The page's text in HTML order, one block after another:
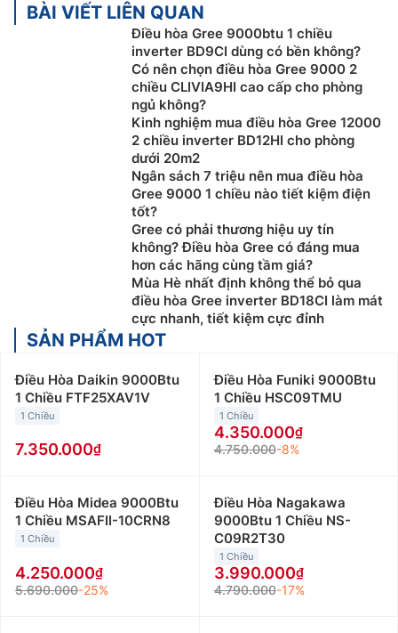
BÀI VIẾT LIÊN QUAN
Điều hòa Gree 9000btu 1 chiều
inverter BD9CI dùng có bền không?
Có nên chọn điều hòa Gree 9000 2
chiều CLIVIA9HI cao cấp cho phòng
ngủ không?
Kinh nghiệm mua điều hòa Gree 12000
2 chiều inverter BD12HI cho phòng
dưới 20m2
Ngân sách 7 triệu nên mua điều hòa
Gree 9000 1 chiều nào tiết kiệm điện
tốt?
Gree có phải thương hiệu uy tín
không? Điều hòa Gree có đáng mua
hơn các hãng cùng tầm giá?
Mùa Hè nhất định không thể bỏ qua
điều hòa Gree inverter BD18CI làm mát
cực nhanh, tiết kiệm cực đỉnh
SẢN PHẨM HOT
Điều Hòa Daikin 9000Btu
1 Chiều FTF25XAV1V
1 Chiều
7.350.000
Điều Hòa Funiki 9000Btu
1 Chiều HSC09TMU
1 Chiều
4.350.000
4.750.000-8%
Điều Hòa Midea 9000Btu
1 Chiều MSAFII-10CRN8
1 Chiều
4.250.000
5.690.000-25%
Điều Hòa Nagakawa
9000Btu 1 Chiều NS-
C09R2T30
1 Chiều
3.990.000
4.790.000-17%